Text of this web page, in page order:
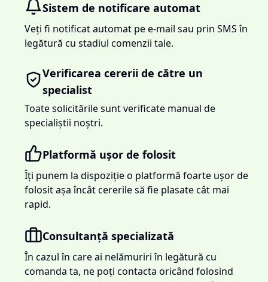
Sistem de notificare automat
Veți fi notificat automat pe e-mail sau prin SMS în
legătură cu stadiul comenzii tale.
Verificarea cererii de către un
specialist
Toate solicitările sunt verificate manual de
specialiștii noștri.
Platformă ușor de folosit
Îți punem la dispoziție o platformă foarte ușor de
folosit așa încât cererile să fie plasate cât mai
rapid.
Consultanță specializată
În cazul în care ai nelămuriri în legătură cu
comanda ta, ne poți contacta oricând folosind